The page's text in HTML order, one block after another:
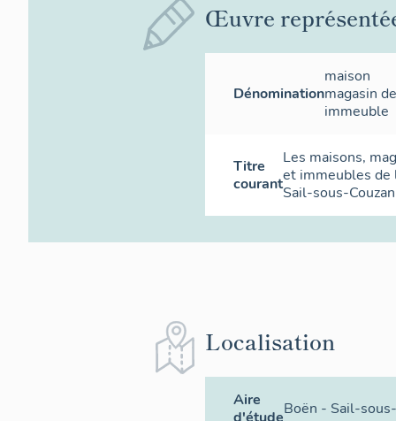
Œuvre
Dénomination
maison
magasin
immeuble
Titre
courant
Les maisons,
et immeubles de
Sail-sous-Couzan
Localisation
Aire
d'étudeBoën - Sail-